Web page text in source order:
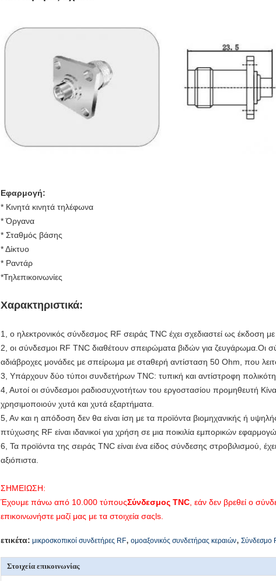
Εφαρμογή:
* Κινητά κινητά τηλέφωνα
* Όργανα
* Σταθμός βάσης
* Δίκτυο
* Ραντάρ
*Τηλεπικοινωνίες
Χαρακτηριστικά:
1, ο ηλεκτρονικός σύνδεσμος RF σειράς TNC έχει σχεδιαστεί ως έκδοση
2, οι σύνδεσμοι RF TNC διαθέτουν σπειρώματα βιδών για ζευγάρωμα.Οι
αδιάβροχες μονάδες με σπείρωμα με σταθερή αντίσταση 50 Ohm, που
3, Υπάρχουν δύο τύποι συνδετήρων TNC: τυπική και αντίστροφη
4, Αυτοί οι σύνδεσμοι ραδιοσυχνοτήτων του εργοστασίου προμηθευτή
χρησιμοποιούν χυτά και χυτά εξαρτήματα.
5, Αν και η απόδοση δεν θα είναι ίση με τα προϊόντα βιομηχανικής ή
πτύχωσης RF είναι ιδανικοί για χρήση σε μια ποικιλία εμπορικών
6, Τα προϊόντα της σειράς TNC είναι ένα είδος σύνδεσης στροβιλισμού,
αξιόπιστα.
ΣΗΜΕΙΩΣΗ:
Έχουμε πάνω από 10.000 τύπουςΣύνδεσμος TNC , εάν δεν βρεθεί ο
επικοινωνήστε μαζί μας με τα στοιχεία σαςls
ετικέτα: μικροσκοπικοί συνδετήρες RF, ομοαξονικός συνδετήρας κεραιών, Σύνδεσμο
Στοιχεία επικοινωνίας